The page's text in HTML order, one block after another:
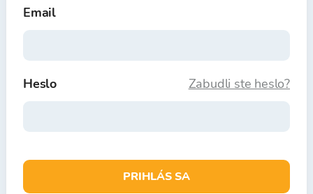
Email
Zabudli ste heslo?
Heslo
PRIHLÁS SA